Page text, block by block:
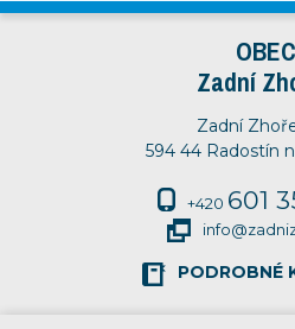
OBEC
Zadní
Zadní
594 44 Radostín
+420 601
PODROBNÉ